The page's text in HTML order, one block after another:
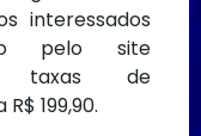
interessados
pelo site
taxas de
199,90.